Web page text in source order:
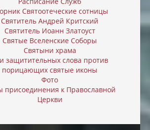
Святоотеческие сотницы
Святитель Андрей Критский
Святитель Иоанн Златоуст
Святые Вселенские Соборы
Святыни храма
защитительных слова против
порицающих святые иконы
Фото
присоединения к Православной
Церкви